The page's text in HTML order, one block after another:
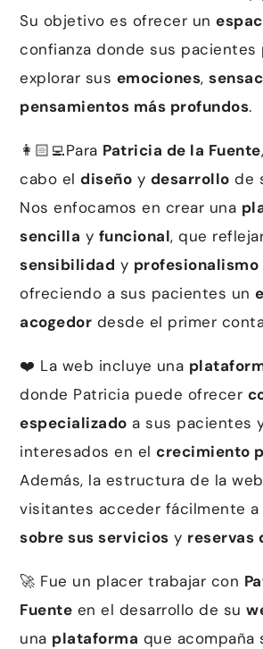
Su objetivo es ofrecer un
confianza donde sus pacientes
explorar sus emociones,
pensamientos más profundos.
👩🏻‍💻Para Patricia de la Fuente
cabo eldiseño y desarrollo de
Nos enfocamos en crear una
sencilla y funcional, que
sensibilidad y profesionalismo
ofreciendo a sus pacientes un
acogedor desde el primer
❤️ La web incluye una
donde Patricia puede ofrecer
especializado a sus pacientes
interesados en elcrecimiento
Además, la estructura de la
visitantes acceder fácilmente a
sobre sus servicios y reservas
🚀 Fue un placer trabajar con
Fuente en el desarrollo de su
una plataforma que acompaña